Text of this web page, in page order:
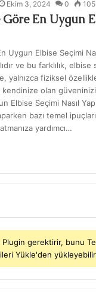
Ekim 3, 2024 0 105
En Uygun
Uygun Elbise Seçimi
ve bu farklılık,
yalnızca fiziksel
kendinize olan
Elbise Seçimi Nasıl
bazı temel
yardımcı…
gerektirir, bunu
Yükle'den